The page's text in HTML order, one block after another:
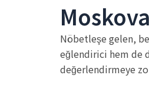
Nöbetleşe gelen,
eğlendirici hem de
değerlendirmeye